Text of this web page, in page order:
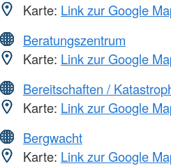
Karte: Link zur Google
Beratungszentrum
Karte: Link zur Google
Bereitschaften /
Karte: Link zur Google
Bergwacht
Karte: Link zur Google